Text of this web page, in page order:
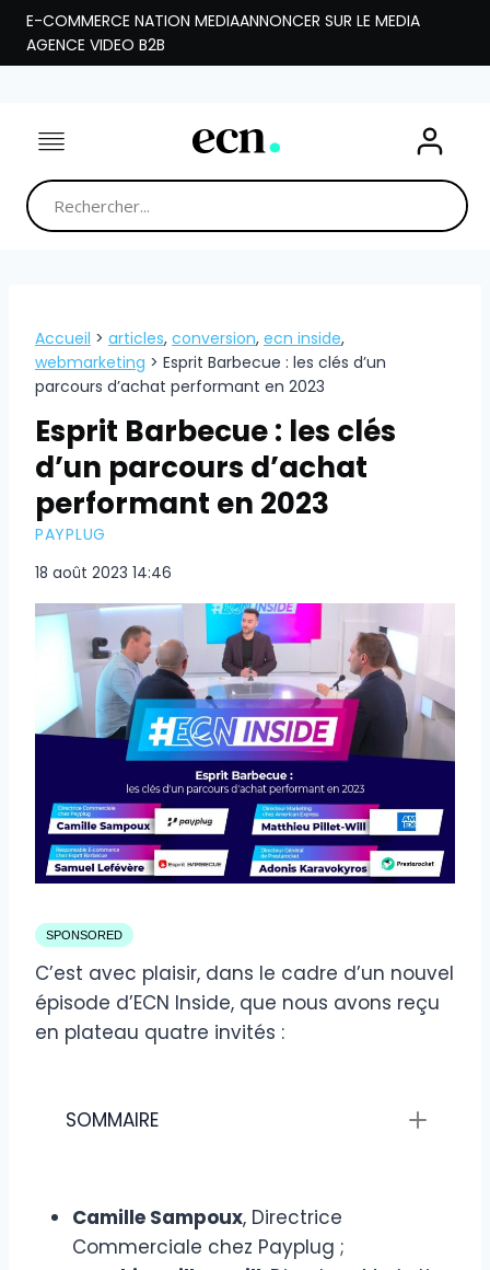
Aller
contenu
E-COMMERCE NATION MEDIAANNONCER SUR LE MEDIA
AGENCE VIDEO B2B
Accueil > articles, conversion, ecn inside,
webmarketing > Esprit Barbecue : les clés d’un
parcours d’achat performant en 2023
Esprit Barbecue : les clés
d’un parcours d’achat
performant en 2023
PAYPLUG
18 août 2023 14:46
SPONSORED
C’est avec plaisir, dans le cadre d’un nouvel
épisode d’ECN Inside, que nous avons reçu
en plateau quatre invités :
SOMMAIRE
Camille Sampoux, Directrice
Commerciale chez Payplug ;